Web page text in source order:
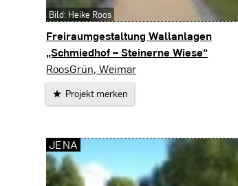
Freiraumgestaltung Wallanlagen
„Schmiedhof – Steinerne Wiese“
Schmalkalden
RoosGrün, Weimar
Projekt merken
Bild: Heike Roos
JENA